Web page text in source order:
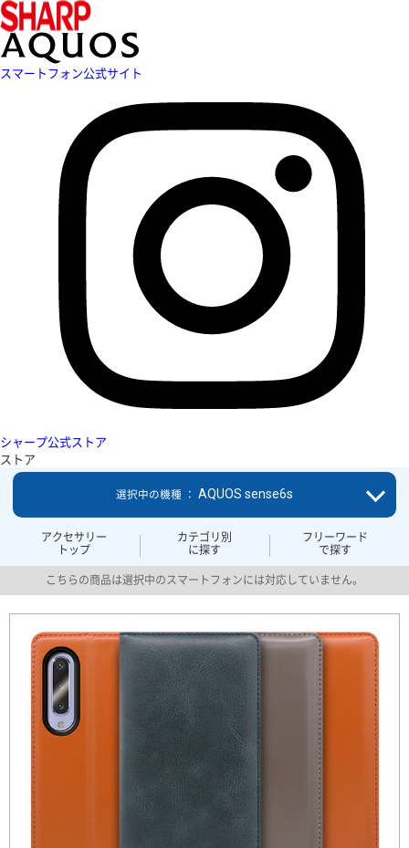
スマートフォン公式サイト
シャープ公式ストア
ストア
アクセサリー
トップ
カテゴリ別
に探す
フリーワード
で探す
選択中の機種 ： AQUOS sense6s
こちらの商品は選択中のスマートフォンには対応していません。